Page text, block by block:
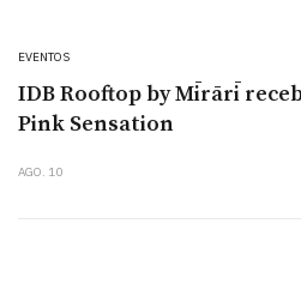
EVENTOS
IDB Rooftop by Mīrārī
Pink Sensation
AGO. 10